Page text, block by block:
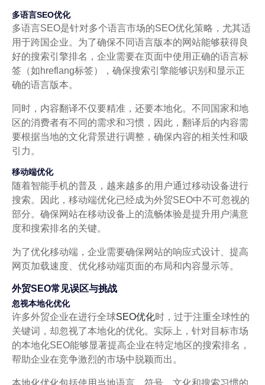
多语言SEO优化
多语言SEO是针对多个语言市场的SEO优化策略，尤其适
用于跨国企业。为了确保不同语言版本的网站能够获得良
好的搜索引擎排名，企业需要在页面中使用正确的语言标
签（如hreflang标签），确保搜索引擎能够识别和显示正
确的语言版本。
同时，内容翻译不仅要精准，还要本地化。不同国家和地
区的消费者有不同的需求和习惯，因此，翻译后的内容需
要根据当地的文化背景进行调整，确保内容的相关性和吸
引力。
移动端优化
随着智能手机的普及，越来越多的用户通过移动设备进行
搜索。因此，移动端优化已经成为外贸SEO中不可忽视的
部分。确保网站在移动设备上的流畅体验是提升用户满意
度和搜索排名的关键。
为了优化移动端，企业需要确保网站的响应式设计、提高
网页加载速度、优化移动端页面的布局和内容显示等。
外贸SEO常见误区与挑战
忽视本地化优化
许多外贸企业在进行全球SEO优化时，过于注重全球性的
关键词，却忽视了本地化的优化。实际上，针对目标市场
的本地化SEO能够显著提高企业在特定地区的搜索排名，
帮助企业在竞争激烈的市场中脱颖而出。